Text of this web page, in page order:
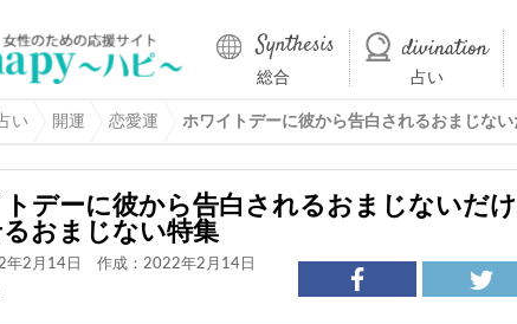
総合 占い
い 開運 恋愛運 ホワイトデーに彼から告白されるおまじな
デーに彼から告白されるおまじないだ
おまじない特集
年2月14日
作成：2022年2月14日